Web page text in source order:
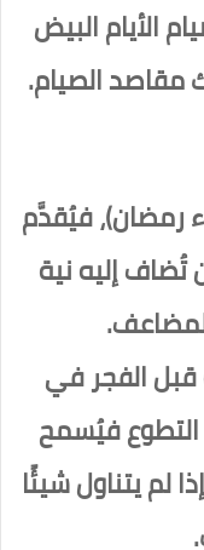
الأيام البيض
مقاصد الصيام.
رمضان)، فيُقدَّم
تُضاف إليه نية
الفجر في
التطوع فيُسمح
لم يتناول شيئًا